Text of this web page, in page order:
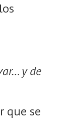
y de
que se